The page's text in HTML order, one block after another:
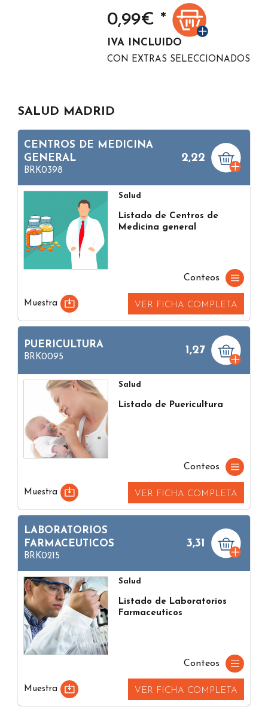
0,99€ *
IVA INCLUIDO
CON EXTRAS SELECCIONADOS
SALUD MADRID
CENTROS DE MEDICINA
GENERAL
BRK0398
2,22
Salud
Listado de Centros de
Medicina general
Conteos
Muestra VER FICHA COMPLETA
PUERICULTURA
BRK0095
1,27
Salud
Listado de Puericultura
Conteos
Muestra VER FICHA COMPLETA
LABORATORIOS
FARMACEUTICOS
BRK0215
3,31
Salud
Listado de Laboratorios
Farmaceuticos
Conteos
Muestra VER FICHA COMPLETA